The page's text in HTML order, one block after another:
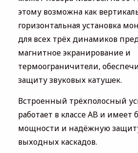
этому возможна как
горизонтальная установка
для всех трёх динамиков
магнитное экранирование и
термоограничители,
защиту звуковых катушек.
Встроенный трёхполосный
работает в классе AB и имеет
мощности и надёжную
выходных каскадов.